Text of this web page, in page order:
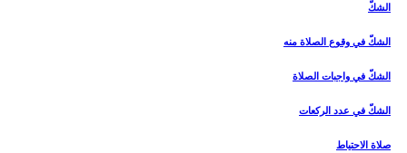
الشكّ‏
الشكّ في وقوع الصلاة منه‏
الشكّ في واجبات الصلاة
الشكّ في عدد الركعات‏
صلاة الاحتياط